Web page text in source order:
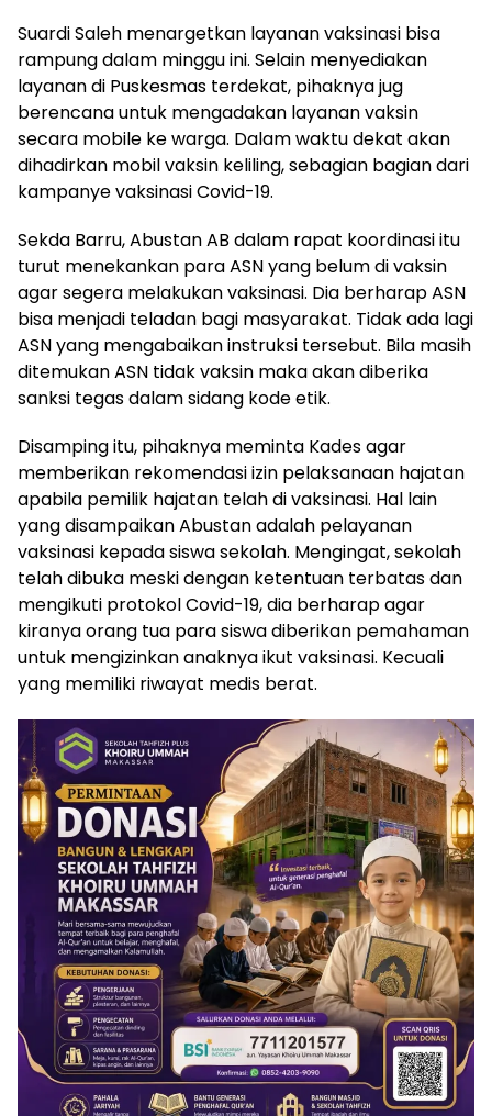
Suardi Saleh menargetkan layanan vaksinasi bisa
rampung dalam minggu ini. Selain menyediakan
layanan di Puskesmas terdekat, pihaknya jug
berencana untuk mengadakan layanan vaksin
secara mobile ke warga. Dalam waktu dekat akan
dihadirkan mobil vaksin keliling, sebagian bagian dari
kampanye vaksinasi Covid-19.
Sekda Barru, Abustan AB dalam rapat koordinasi itu
turut menekankan para ASN yang belum di vaksin
agar segera melakukan vaksinasi. Dia berharap ASN
bisa menjadi teladan bagi masyarakat. Tidak ada lagi
ASN yang mengabaikan instruksi tersebut. Bila masih
ditemukan ASN tidak vaksin maka akan diberika
sanksi tegas dalam sidang kode etik.
Disamping itu, pihaknya meminta Kades agar
memberikan rekomendasi izin pelaksanaan hajatan
apabila pemilik hajatan telah di vaksinasi. Hal lain
yang disampaikan Abustan adalah pelayanan
vaksinasi kepada siswa sekolah. Mengingat, sekolah
telah dibuka meski dengan ketentuan terbatas dan
mengikuti protokol Covid-19, dia berharap agar
kiranya orang tua para siswa diberikan pemahaman
untuk mengizinkan anaknya ikut vaksinasi. Kecuali
yang memiliki riwayat medis berat.